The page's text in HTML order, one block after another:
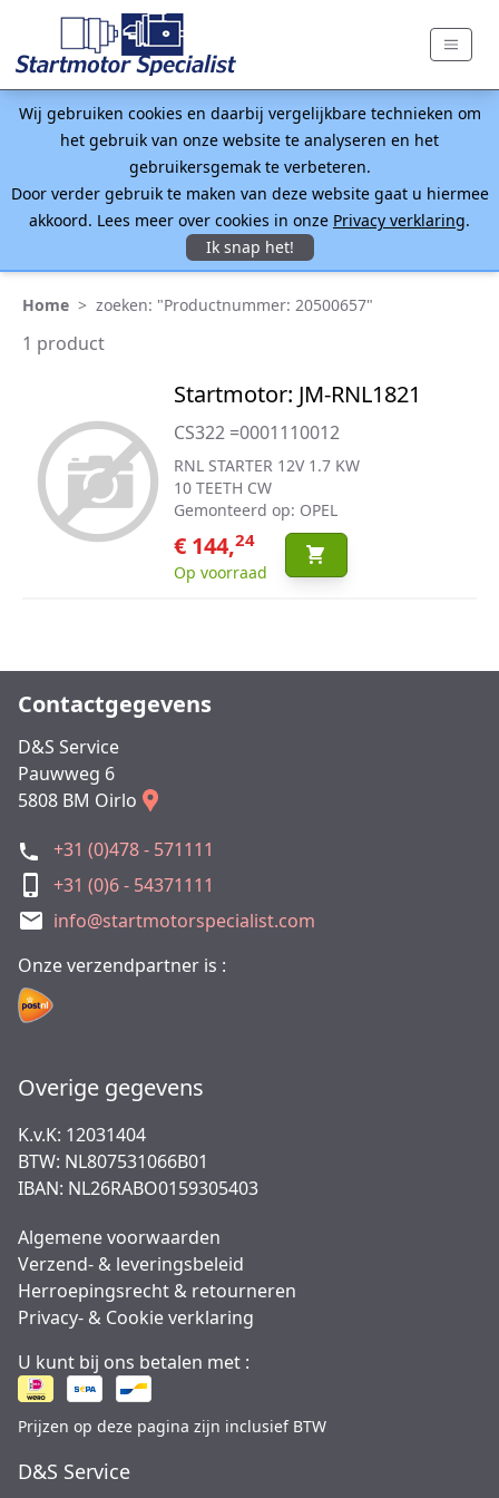
Wij gebruiken cookies en daarbij vergelijkbare technieken om
het gebruik van onze website te analyseren en het
gebruikersgemak te verbeteren.
Door verder gebruik te maken van deze website gaat u hiermee
akkoord. Lees meer over cookies in onze Privacy verklaring.
Ik snap het!
Home > zoeken: "Productnummer: 20500657"
1 product
Startmotor: JM-RNL1821
CS322 =0001110012
RNL STARTER 12V 1.7 KW
10 TEETH CW
Gemonteerd op: OPEL
€ 144,24
Op voorraad
Contactgegevens
D&S Service
Pauwweg 6
5808 BM Oirlo
+31 (0)478 - 571111
+31 (0)6 - 54371111
info@startmotorspecialist.com
Onze verzendpartner is :
Overige gegevens
K.v.K: 12031404
BTW: NL807531066B01
IBAN: NL26RABO0159305403
Algemene voorwaarden
Verzend- & leveringsbeleid
Herroepingsrecht & retourneren
Privacy- & Cookie verklaring
U kunt bij ons betalen met :
Prijzen op deze pagina zijn inclusief BTW
D&S Service